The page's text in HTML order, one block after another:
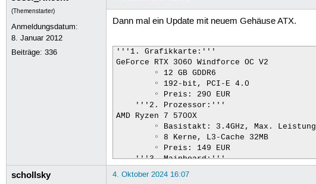
        ◦ Preis: 70,99 EUR
    8. Gehäuse:
        ◦ Preis: 57,69 EUR
    9. Netzteil:
be quiet! Pure Power 11 500W
        ◦ 80PLUS Gold Effizienz, ATX
        ◦ Preis: 69,90 EUR
(Themenstarter)
Anmeldungsdatum:
8. Januar 2012
Beiträge:336
Dann mal ein Update mit neuem Gehäuse ATX.
'''1. Grafikkarte:'''
GeForce RTX 3060 Windforce OC V2
        ◦ 12 GB GDDR6
        ◦ 192-bit, PCI-E 4.0
        ◦ Preis: 290 EUR
    '''2. Prozessor:'''
AMD Ryzen 7 5700X
◦ Basistakt: 3.4GHz, Max.
        ◦ 8 Kerne, L3-Cache 32MB
        ◦ Preis: 149 EUR
    '''3. Mainboard:'''
MSI B550-A PRO
schollsky 4. Oktober 2024 16:07